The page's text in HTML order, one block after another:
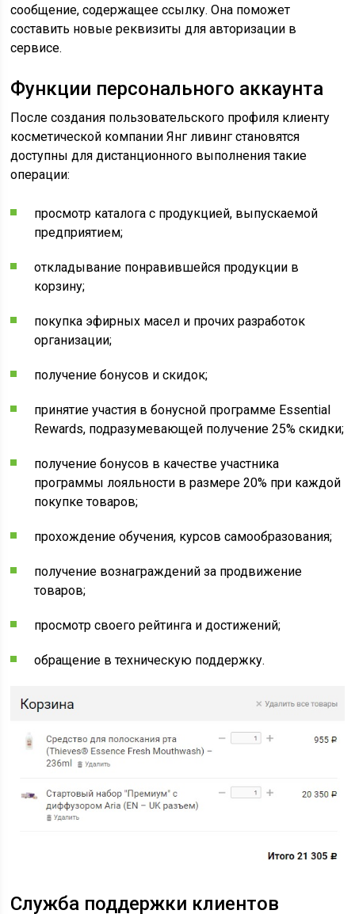
сообщение, содержащее ссылку. Она поможет
составить новые реквизиты для авторизации в
сервисе.
Функции персонального аккаунта
После создания пользовательского профиля клиенту
косметической компании Янг ливинг становятся
доступны для дистанционного выполнения такие
операции:
просмотр каталога с продукцией, выпускаемой
предприятием;
откладывание понравившейся продукции в
корзину;
покупка эфирных масел и прочих разработок
организации;
получение бонусов и скидок;
принятие участия в бонусной программе Essential
Rewards, подразумевающей получение 25% скидки;
получение бонусов в качестве участника
программы лояльности в размере 20% при каждой
покупке товаров;
прохождение обучения, курсов самообразования;
получение вознаграждений за продвижение
товаров;
просмотр своего рейтинга и достижений;
обращение в техническую поддержку.
Служба поддержки клиентов